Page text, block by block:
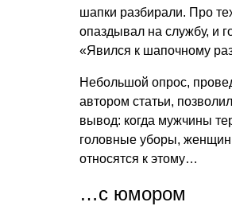
шапки разбирали. Про
опаздывал на службу, и
«Явился к шапочному
Небольшой опрос,
автором статьи,
вывод: когда мужчины
головные уборы,
относятся к этому…
…с юмором